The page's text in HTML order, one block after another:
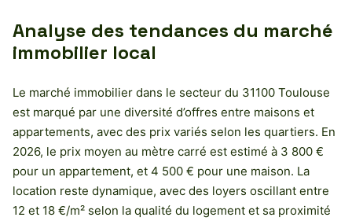
Analyse des tendances du marché
immobilier local
Le marché immobilier dans le secteur du 31100 Toulouse
est marqué par une diversité d’offres entre maisons et
appartements, avec des prix variés selon les quartiers. En
2026, le prix moyen au mètre carré est estimé à 3 800 €
pour un appartement, et 4 500 € pour une maison. La
location reste dynamique, avec des loyers oscillant entre
12 et 18 €/m² selon la qualité du logement et sa proximité